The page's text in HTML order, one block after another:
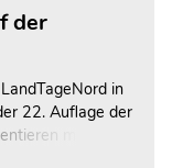
der
in
22. Auflage der
mehr als